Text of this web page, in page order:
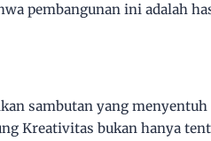
pembangunan ini adalah
sambutan yang
Kreativitas bukan hanya